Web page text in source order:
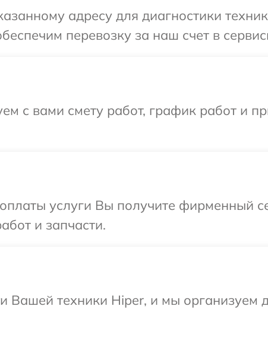
адресу для диагностики
перевозку за наш счет в
с вами смету работ, график работ и
оплаты услуги Вы получите фирменный
и запчасти.
Вашей техники Hiper, и мы организуем